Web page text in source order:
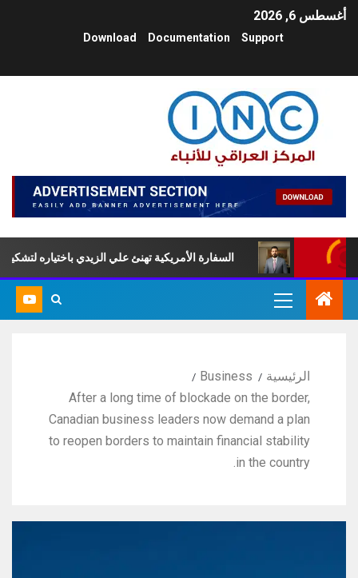
أغسطس 6, 2026
Support
Documentation
Download
السفارة الأمريكية تهنئ علي الزيدي باختياره لتشكيل الحكومة
الرئيسية
Business
After a long time of blockade on the border,
Canadian business leaders now demand a plan
to reopen borders to maintain financial stability
in the country.